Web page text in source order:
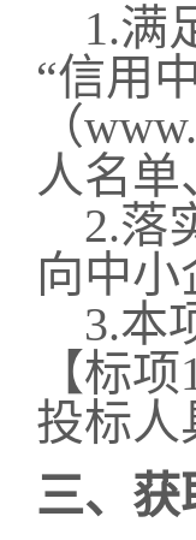
1.满
“信用
（
人名
2.落
向中小
3.本
【标项
投标人
三、获